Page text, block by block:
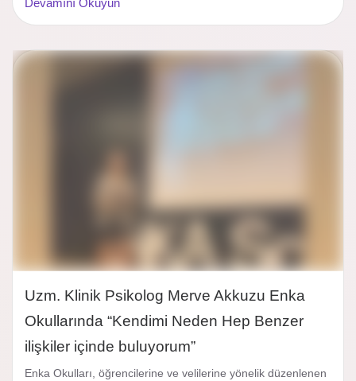
Devamını Okuyun
Uzm. Klinik Psikolog Merve Akkuzu Enka
Okullarında “Kendimi Neden Hep Benzer
ilişkiler içinde buluyorum”
Enka Okulları, öğrencilerine ve velilerine yönelik düzenlenen